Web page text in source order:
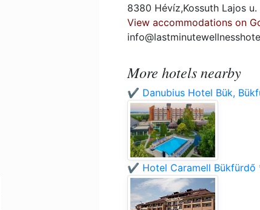
8380 Hévíz,Kossuth Lajos u.
View accommodations on
More hotels nearby
✔️ Danubius Hotel Bük,
✔️ Hotel Caramell Bükfürdő